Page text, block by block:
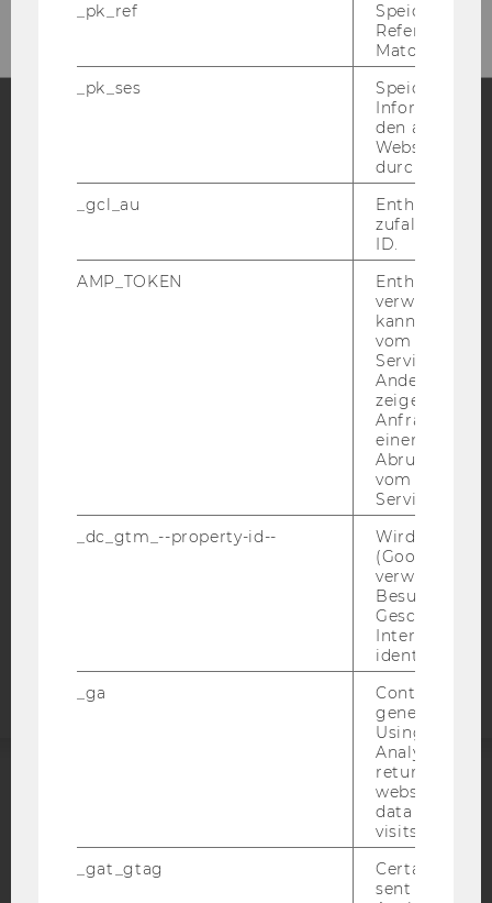
Blog
Bluesky
BARRIEREFREIHEITSERKLÄRUNG WEBSEITE
DATENSCHUTZERKLÄRUNG SOCIAL MEDIA
DATENSCHUTZERKLÄRUNG
STUDIENBEWERBER*INNEN UND STUDIERENDE
Barrierefreiheitserklärung
EQUIS AACSB
_pk_ref
Speicherung
Referrers
Matomo.
_pk_ses
Speicherung
den aktuellen
durch
_gcl_au
Enthält eine
ID.
AMP_TOKEN
Enthält ein
verwendet
kann, um
vom AMP-
Service
Andere
zeigen Opt-
Anfrage im
einen Fehler
Abrufen
vom AMP
Service an.
_dc_gtm_--property-id--
Wird von
(Google Tag
verwendet,
Besucher
Geschlecht
Interessen zu
identifizieren.
_ga
Contains a
generated
Using this
Analytics can
returning
website and
data from
visits.
_gat_gtag
Certain data
sent to